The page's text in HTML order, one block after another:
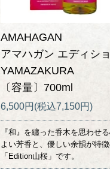
AMAHAGAN
アマハガン エディション 山桜
YAMAZAKURA
〔容量〕700ml
6,500円(税込7,150円)
『和』を纏った香木を思わせ
よい芳香と、優しい余韻が特
「Edition山桜」です。